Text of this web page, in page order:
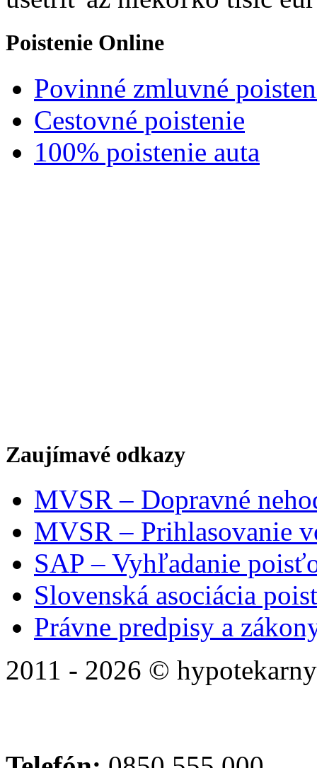
Poistenie Online
Povinné zmluvné
Cestovné poistenie
100% poistenie auta
Zaujímavé odkazy
MVSR – Dopravné
MVSR – Prihlasovanie
SAP – Vyhľadanie
Slovenská asociácia
Právne predpisy a
2011 - 2026 ©